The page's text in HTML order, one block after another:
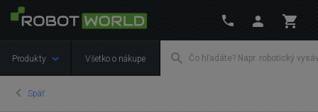
Produkty Všetko o nákupe
Späť